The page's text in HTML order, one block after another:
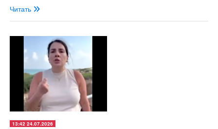
Читать
13:42 24.07.2026